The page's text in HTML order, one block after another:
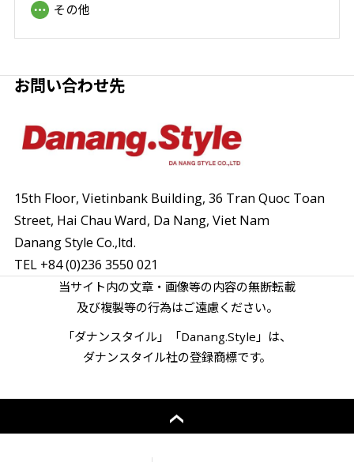
その他
お問い合わせ先
15th Floor, Vietinbank Building, 36 Tran Quoc Toan
Street, Hai Chau Ward, Da Nang, Viet Nam
Danang Style Co.,ltd.
TEL +84 (0)236 3550 021
当サイト内の文章・画像等の内容の無断転載
及び複製等の行為はご遠慮ください。
「ダナンスタイル」「Danang.Style」は、
ダナンスタイル社の登録商標です。